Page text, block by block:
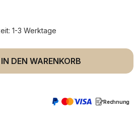
1-3 Werktage
den gewünschten
IN DEN WARENKORB
Rechnung